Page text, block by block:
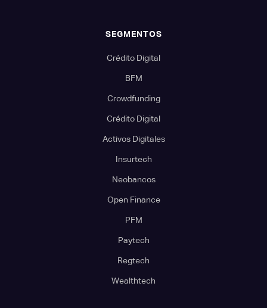
SEGMENTOS
Crédito Digital
BFM
Crowdfunding
Crédito Digital
Activos Digitales
Insurtech
Neobancos
Open Finance
PFM
Paytech
Regtech
Wealthtech